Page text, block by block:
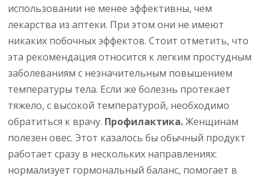
использовании не менее эффективны, чем
лекарства из аптеки. При этом они не имеют
никаких побочных эффектов. Стоит отметить, что
эта рекомендация относится к легким простудным
заболеваниям с незначительным повышением
температуры тела. Если же болезнь протекает
тяжело, с высокой температурой, необходимо
обратиться к врачу. Профилактика.Женщинам
полезен овес. Этот казалось бы обычный продукт
работает сразу в нескольких направлениях:
нормализует гормональный баланс, помогает в